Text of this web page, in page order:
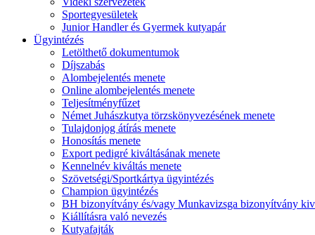
Sportegyesületek
Junior Handler és Gyermek kutyapár
Ügyintézés
Letölthető dokumentumok
Díjszabás
Alombejelentés menete
Online alombejelentés menete
Teljesítményfűzet
Német Juhászkutya törzskönyvezésének menete
Tulajdonjog átírás menete
Honosítás menete
Export pedigré kiváltásának menete
Kennelnév kiváltás menete
Szövetségi/Sportkártya ügyintézés
Champion ügyintézés
BH bizonyítvány és/vagy Munkavizsga bizonyítvány
Kiállításra való nevezés
Kutyafajták